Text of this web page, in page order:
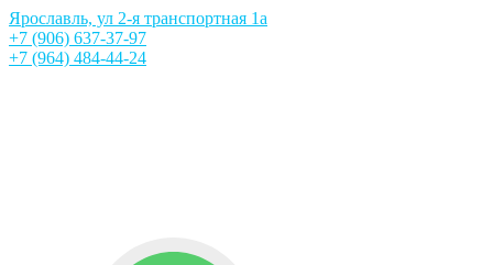
Ярославль, ул 2-я транспортная 1а
+7 (906) 637-37-97
+7 (964) 484-44-24